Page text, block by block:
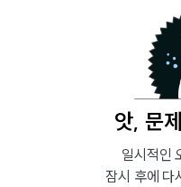
앗, 문
일시적인
잠시 후에 다